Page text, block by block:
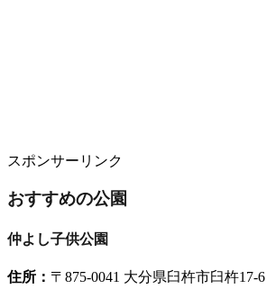
スポンサーリンク
おすすめの公園
仲よし子供公園
住所： 〒875-0041 大分県臼杵市臼杵17-6